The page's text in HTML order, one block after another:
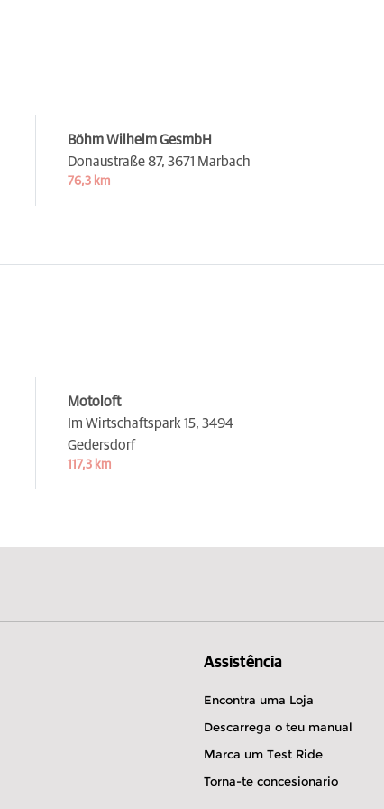
Böhm Wilhelm GesmbH
Donaustraße 87, 3671 Marbach
76,3 km
Motoloft
Im Wirtschaftspark 15, 3494
Gedersdorf
117,3 km
Assistência
Encontra uma Loja
Descarrega o teu manual
Marca um Test Ride
Torna-te concesionario